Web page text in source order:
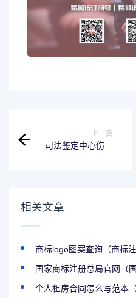
上一篇
司法鉴定中心伤残
相关文章
商标logo图案查询（商标注
国家商标注册总局官网（
个人租房合同怎么写范本